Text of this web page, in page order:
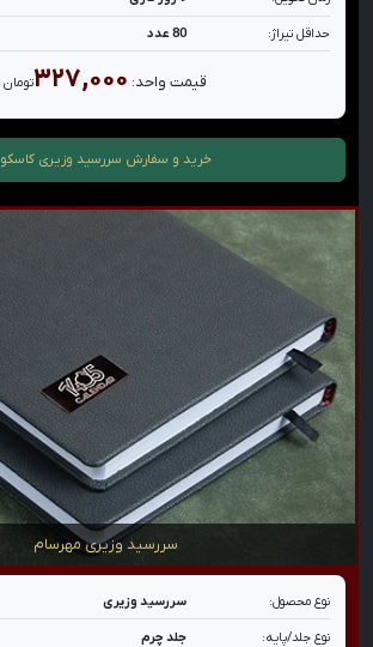
حداقل تیراژ: 80 عدد
قیمت واحد: ۳۲۷,۰۰۰تومان
خرید و سفارش سررسید وزیری کاسکو
سررسید وزیری مهرسام
نوع محصول: سررسید وزیری
نوع جلد/پایه: جلد چرم